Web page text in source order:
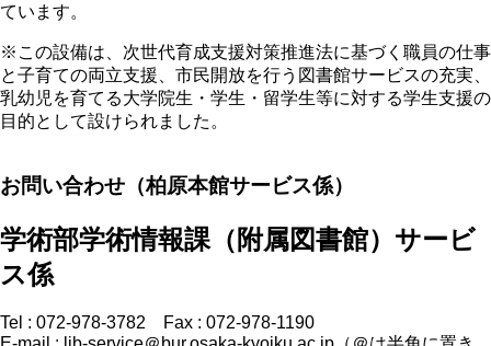
ています。
※この設備は、次世代育成支援対策推進法に基づく職員の仕事
と子育ての両立支援、市民開放を行う図書館サービスの充実、
乳幼児を育てる大学院生・学生・留学生等に対する学生支援の
目的として設けられました。
お問い合わせ（柏原本館サービス係）
学術部学術情報課（附属図書館）サービ
ス係
Tel : 072-978-3782 Fax : 072-978-1190